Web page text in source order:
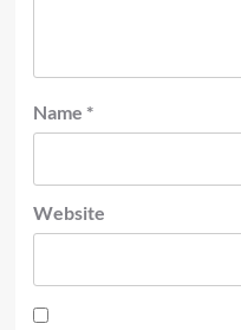
Name *
Website